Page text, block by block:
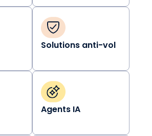
Solutions anti-vol
Agents IA